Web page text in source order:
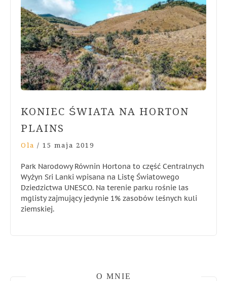
KONIEC ŚWIATA NA HORTON
PLAINS
Ola / 15 maja 2019
Park Narodowy Równin Hortona to część Centralnych
Wyżyn Sri Lanki wpisana na Listę Światowego
Dziedzictwa UNESCO. Na terenie parku rośnie las
mglisty zajmujący jedynie 1% zasobów leśnych kuli
ziemskiej.
O MNIE